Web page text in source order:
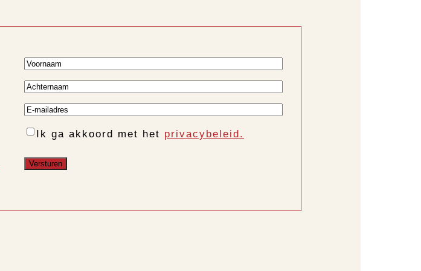
Voornaam
Achternaam
E-
mailadres
Instemming
Ik ga akkoord met het privacybeleid.